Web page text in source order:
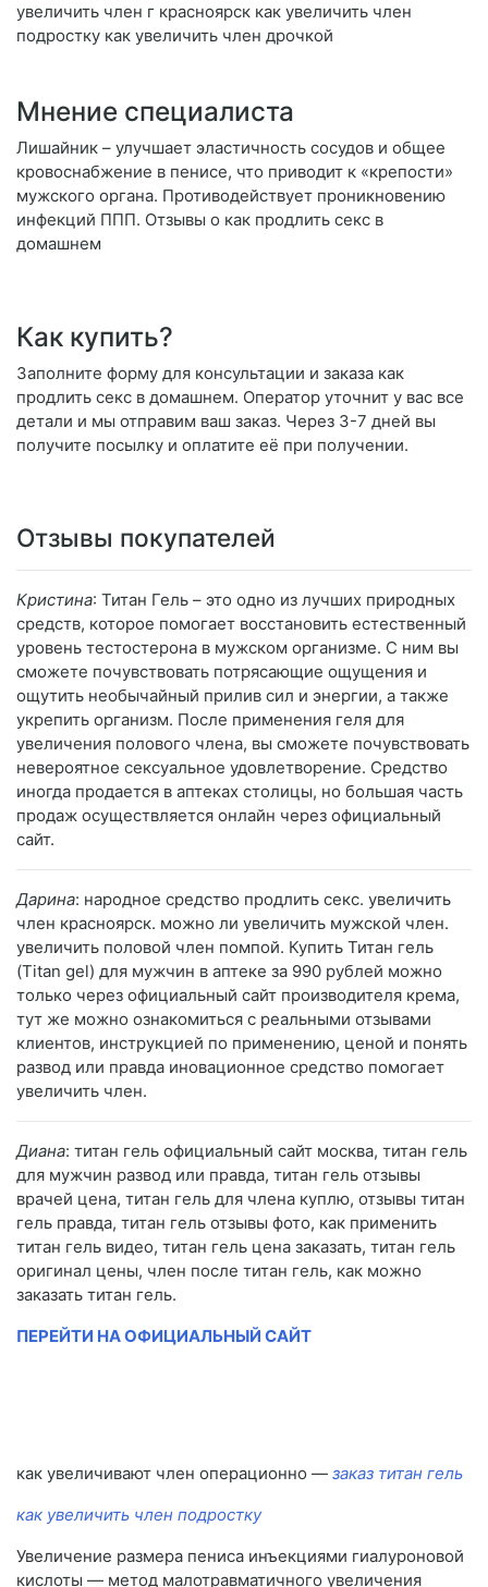
увеличить член г красноярск как увеличить член
подростку как увеличить член дрочкой
Мнение специалиста
Лишайник – улучшает эластичность сосудов и общее
кровоснабжение в пенисе, что приводит к «крепости»
мужского органа. Противодействует проникновению
инфекций ППП. Отзывы о как продлить секс в
домашнем
Как купить?
Заполните форму для консультации и заказа как
продлить секс в домашнем. Оператор уточнит у вас все
детали и мы отправим ваш заказ. Через 3-7 дней вы
получите посылку и оплатите её при получении.
Отзывы покупателей
Кристина: Титан Гель – это одно из лучших природных
средств, которое помогает восстановить естественный
уровень тестостерона в мужском организме. С ним вы
сможете почувствовать потрясающие ощущения и
ощутить необычайный прилив сил и энергии, а также
укрепить организм. После применения геля для
увеличения полового члена, вы сможете почувствовать
невероятное сексуальное удовлетворение. Средство
иногда продается в аптеках столицы, но большая часть
продаж осуществляется онлайн через официальный
сайт.
Дарина: народное средство продлить секс. увеличить
член красноярск. можно ли увеличить мужской член.
увеличить половой член помпой. Купить Титан гель
(Titan gel) для мужчин в аптеке за 990 рублей можно
только через официальный сайт производителя крема,
тут же можно ознакомиться с реальными отзывами
клиентов, инструкцией по применению, ценой и понять
развод или правда иновационное средство помогает
увеличить член.
Диана: титан гель официальный сайт москва, титан гель
для мужчин развод или правда, титан гель отзывы
врачей цена, титан гель для члена куплю, отзывы титан
гель правда, титан гель отзывы фото, как применить
титан гель видео, титан гель цена заказать, титан гель
оригинал цены, член после титан гель, как можно
заказать титан гель.
ПЕРЕЙТИ НА ОФИЦИАЛЬНЫЙ САЙТ
как увеличивают член операционно — заказ титан гель
как увеличить член подростку
Увеличение размера пениса инъекциями гиалуроновой
кислоты — метод малотравматичного увеличения